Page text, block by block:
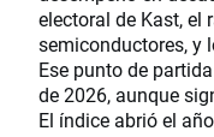
electoral de Kast, el
semiconductores, y
Ese punto de
de 2026, aunque
El índice abrió el